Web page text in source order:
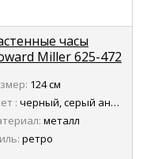
часы
Miller 625-472
124 см
: черный, серый антик
металл
ретро